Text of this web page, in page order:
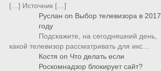
[…] Источник […]
Руслан on Выбор телевизора в 2017
году
Подскажите, на сегодняшний день,
какой телевизор рассматривать для икс…
Костя on Что делать если
Роскомнадзор блокирует сайт?